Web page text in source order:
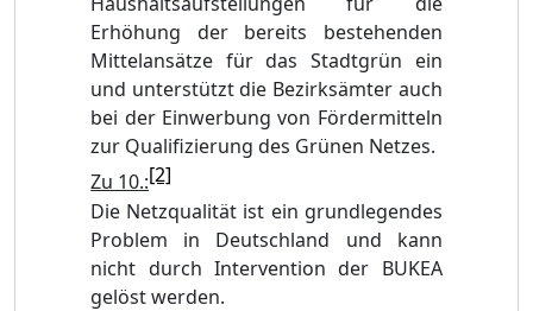
Erhöhung der bereits bestehenden
Mittelansätze für das Stadtgrün ein
und unterstützt die Bezirksämter auch
bei der Einwerbung von Fördermitteln
zur Qualifizierung des Grünen Netzes.
Zu 10.:[2]
Die Netzqualität ist ein grundlegendes
Problem in Deutschland und kann
nicht durch Intervention der BUKEA
gelöst werden.